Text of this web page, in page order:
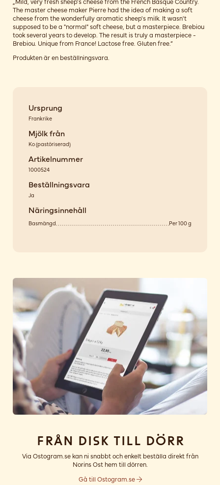
The master cheese maker Pierre had the idea of making a soft
cheese from the wonderfully aromatic sheep's milk. It wasn't
supposed to be a "normal" soft cheese, but a masterpiece. Brebiou
took several years to develop. The result is truly a masterpiece -
Brebiou. Unique from France! Lactose free. Gluten free.”
Produkten är en beställningsvara.
Ursprung
Frankrike
Mjölk från
Ko(pastöriserad)
Artikelnummer
1000524
Beställningsvara
Ja
Näringsinnehåll
Basmängd Per 100 g
Från disk till dörr
Via Ostogram.se kan ni snabbt och enkelt beställa direkt från
Norins Ost hem till dörren.
Gå till Ostogram.se